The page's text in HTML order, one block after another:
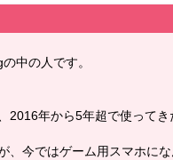
中の人です。
2016年から5年超で使ってき
、今ではゲーム用スマホに